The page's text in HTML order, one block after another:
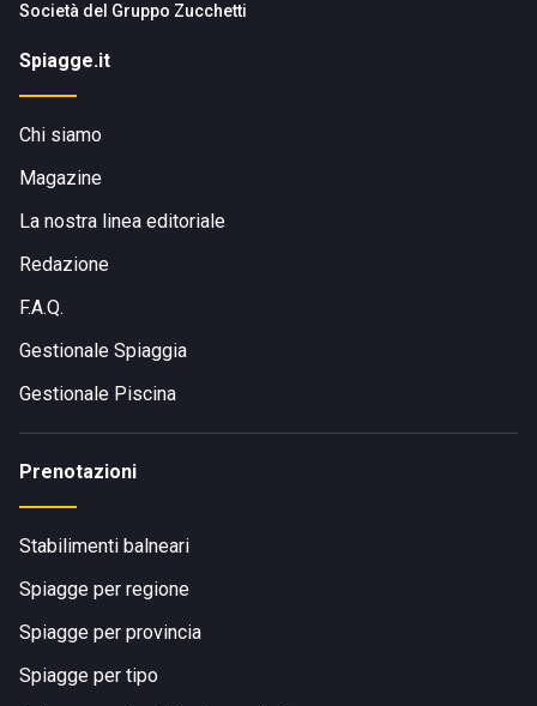
Società del Gruppo Zucchetti
Spiagge.it
Chi siamo
Magazine
La nostra linea editoriale
Redazione
F.A.Q.
Gestionale Spiaggia
Gestionale Piscina
Prenotazioni
Stabilimenti balneari
Spiagge per regione
Spiagge per provincia
Spiagge per tipo